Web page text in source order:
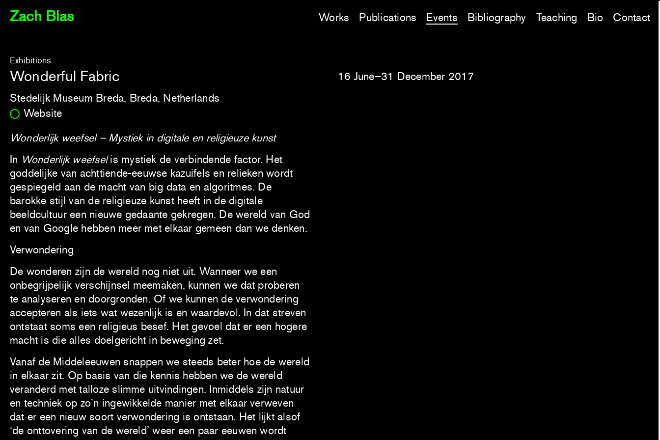
Zach Blas Works Publications Events Bibliography Teaching Bio Contact
Exhibitions
Wonderful Fabric
16 June–31 December 2017
Stedelijk Museum Breda, Breda, Netherlands
Website
Wonderlijk weefsel – Mystiek in digitale en religieuze kunst
In Wonderlijk weefselis mystiek de verbindende factor. Het
goddelijke van achttiende-eeuwse kazuifels en relieken wordt
gespiegeld aan de macht van big data en algoritmes. De
barokke stijl van de religieuze kunst heeft in de digitale
beeldcultuur een nieuwe gedaante gekregen. De wereld van God
en van Google hebben meer met elkaar gemeen dan we denken.
Verwondering
De wonderen zijn de wereld nog niet uit. Wanneer we een
onbegrijpelijk verschijnsel meemaken, kunnen we dat proberen
te analyseren en doorgronden. Of we kunnen de verwondering
accepteren als iets wat wezenlijk is en waardevol. In dat streven
ontstaat soms een religieus besef. Het gevoel dat er een hogere
macht is die alles doelgericht in beweging zet.
Vanaf de Middeleeuwen snappen we steeds beter hoe de wereld
in elkaar zit. Op basis van die kennis hebben we de wereld
veranderd met talloze slimme uitvindingen. Inmiddels zijn natuur
en techniek op zo’n ingewikkelde manier met elkaar verweven
dat er een nieuw soort verwondering is ontstaan. Het lijkt alsof
‘de onttovering van de wereld’ weer een paar eeuwen wordt